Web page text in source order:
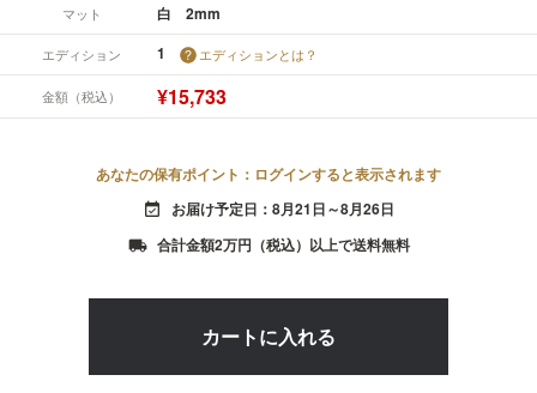
マット 白 2mm
エディション 1 エディションとは？
金額（税込） ¥15,733
あなたの保有ポイント：ログインすると表示されます
event_available お届け予定日：8月21日～8月26日
local_shipping 合計金額2万円（税込）以上で送料無料